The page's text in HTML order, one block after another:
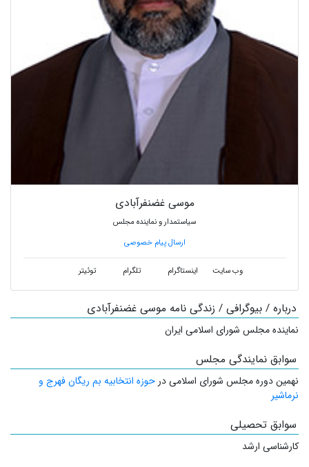
موسی غضنفرآبادی
سیاستمدار و نماینده مجلس
ارسال پیام خصوصی
وب سایت اینستاگرام تلگرام توئیتر
درباره / بیوگرافی / زندگی نامه موسی غضنفرآبادی
نماینده مجلس شورای اسلامی ایران
سوابق نمایندگی مجلس
نهمین دوره مجلس شورای اسلامی در حوزه انتخابیه بم ریگان فهرج و
نرماشیر
سوابق تحصیلی
کارشناسی ارشد